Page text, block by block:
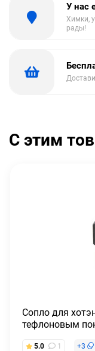
У нас
Химки,
рады!
С этим
Сопло для
тефлоновым
5.0 1 +3